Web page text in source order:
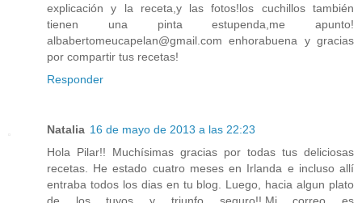
explicación y la receta,y las fotos!los cuchillos también
tienen una pinta estupenda,me apunto!
albabertomeucapelan@gmail.com enhorabuena y gracias
por compartir tus recetas!
Responder
Natalia 16 de mayo de 2013 a las 22:23
Hola Pilar!! Muchísimas gracias por todas tus deliciosas
recetas. He estado cuatro meses en Irlanda e incluso allí
entraba todos los dias en tu blog. Luego, hacia algun plato